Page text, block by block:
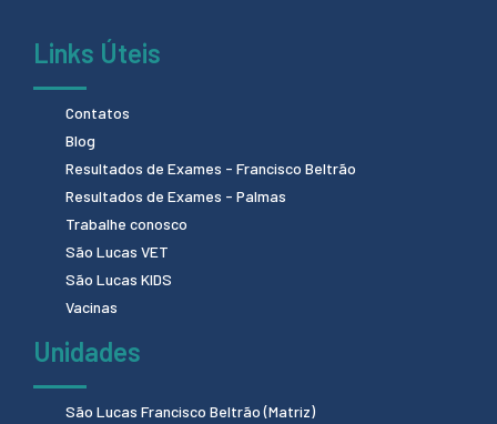
Links Úteis
Contatos
Blog
Resultados de Exames - Francisco Beltrão
Resultados de Exames - Palmas
Trabalhe conosco
São Lucas VET
São Lucas KIDS
Vacinas
Unidades
São Lucas Francisco Beltrão (Matriz)